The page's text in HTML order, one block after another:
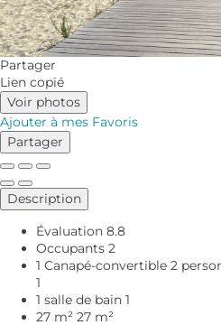
Partager
Lien copié
Voir photos
Ajouter à mes Favoris
Partager
Description
Évaluation 8.8
Occupants 2
1 Canapé-convertible 2
1
1 salle de bain 1
27 m² 27 m²